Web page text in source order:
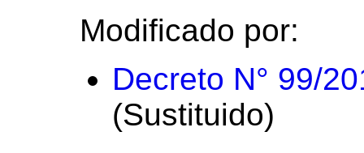
Modificado por:
Decreto N° 99/
(Sustituido)